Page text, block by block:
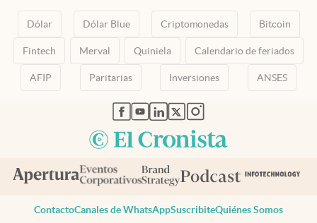
Dólar Dólar Blue Criptomonedas Bitcoin
Fintech Merval Quiniela Calendario de feriados
AFIP Paritarias Inversiones ANSES
abre en nueva pestaña
abre en nueva pestaña
abre en nueva pestaña
abre en nueva pestaña
abre en nueva pestaña
ContactoCanales de WhatsAppSuscribiteQuiénes Somos